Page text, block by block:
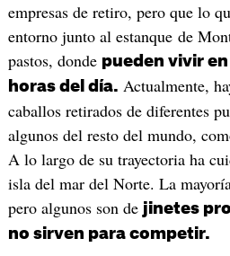
empresas de retiro, pero que lo
entorno junto al estanque de
pastos, donde pueden vivir
horas del día. Actualmente,
caballos retirados de diferentes
algunos del resto del mundo,
A lo largo de su trayectoria ha
isla del mar del Norte. La
pero algunos son de jinetes
no sirven para competir.